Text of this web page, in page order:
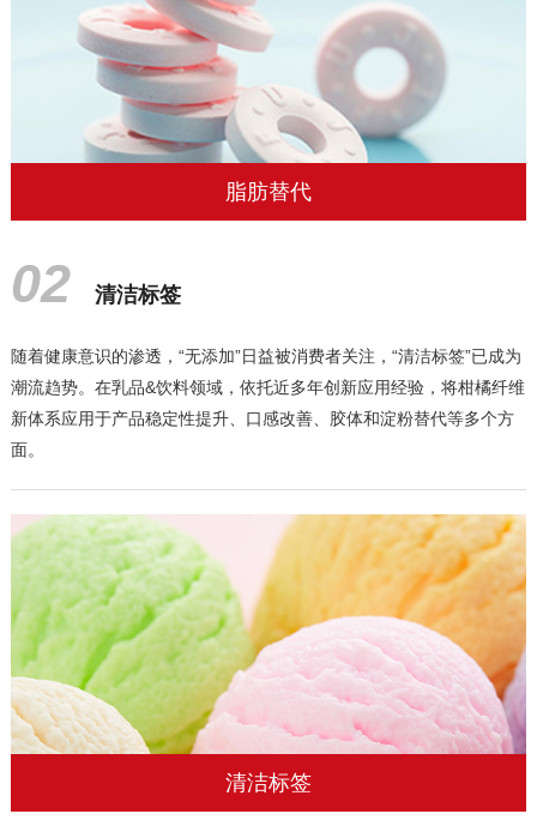
脂肪替代
02 清洁标签
随着健康意识的渗透，“无添加”日益被消费者关注，“清洁标签”已成为
潮流趋势。在乳品&饮料领域，依托近多年创新应用经验，将柑橘纤维
新体系应用于产品稳定性提升、口感改善、胶体和淀粉替代等多个方
面。
清洁标签